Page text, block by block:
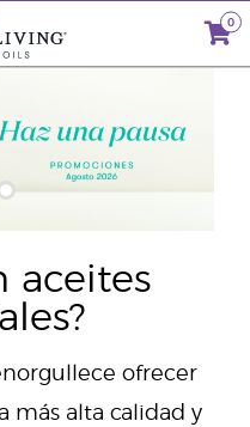
0
aceites
ofrecer
más alta calidad y